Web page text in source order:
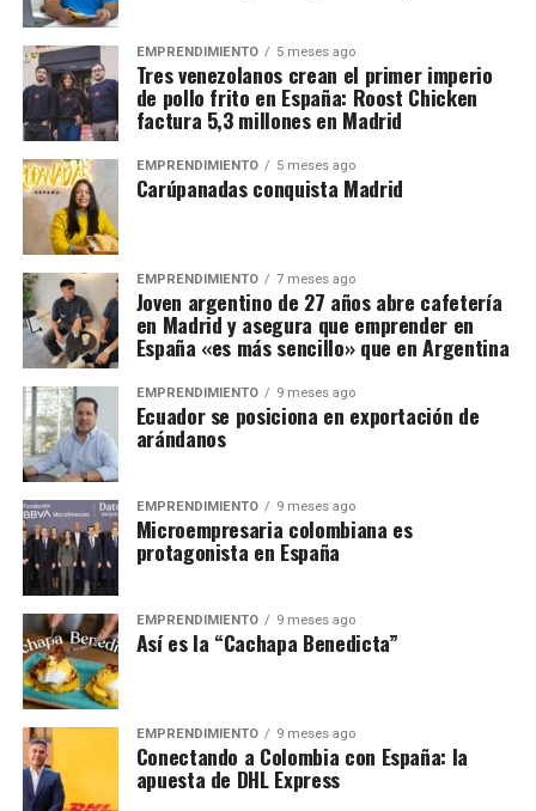
EMPRENDIMIENTO 5 meses ago
Tres venezolanos crean el primer imperio
de pollo frito en España: Roost Chicken
factura 5,3 millones en Madrid
EMPRENDIMIENTO 5 meses ago
Carúpanadas conquista Madrid
EMPRENDIMIENTO 7 meses ago
Joven argentino de 27 años abre cafetería
en Madrid y asegura que emprender en
España «es más sencillo» que en Argentina
EMPRENDIMIENTO 9 meses ago
Ecuador se posiciona en exportación de
arándanos
EMPRENDIMIENTO 9 meses ago
Microempresaria colombiana es
protagonista en España
EMPRENDIMIENTO 9 meses ago
Así es la “Cachapa Benedicta”
EMPRENDIMIENTO 9 meses ago
Conectando a Colombia con España: la
apuesta de DHL Express